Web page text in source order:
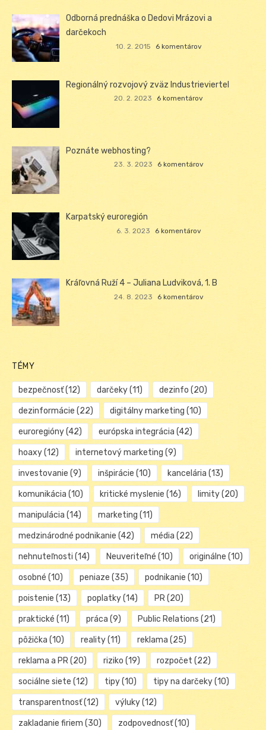
Odborná prednáška o Dedovi Mrázovi a
darčekoch
10. 2. 2015 6 komentárov
Regionálný rozvojový zväz Industrieviertel
20. 2. 2023 6 komentárov
Poznáte webhosting?
23. 3. 2023 6 komentárov
Karpatský euroregión
6. 3. 2023 6 komentárov
Kráľovná Ruží 4 – Juliana Ludviková, 1. B
24. 8. 2023 6 komentárov
TÉMY
bezpečnosť(12) darčeky(11) dezinfo (20)
dezinformácie (22) digitálny marketing (10)
euroregióny(42) európska integrácia (42)
hoaxy(12) internetový marketing (9)
investovanie (9) inšpirácie (10) kancelária (13)
komunikácia (10) kritické myslenie (16) limity(20)
manipulácia (14) marketing (11)
medzinárodné podnikanie (42) média (22)
nehnuteľnosti (14) Neuveriteľné (10) originálne (10)
osobné (10) peniaze (35) podnikanie (10)
poistenie (13) poplatky(14) PR(20)
praktické (11) práca (9) Public Relations (21)
pôžička (10) reality(11) reklama (25)
reklama a PR(20) riziko (19) rozpočet (22)
sociálne siete (12) tipy(10) tipy na darčeky(10)
transparentnosť(12) výluky(12)
zakladanie firiem (30) zodpovednosť(10)